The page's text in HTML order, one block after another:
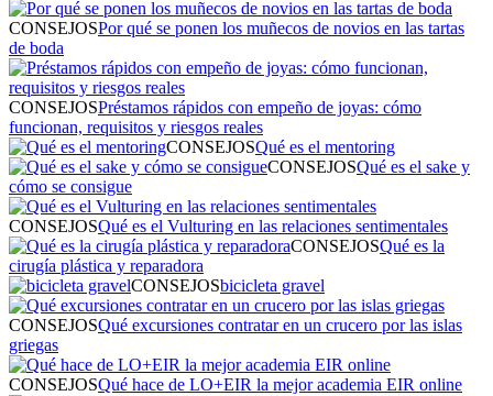
CONSEJOSPor qué se ponen los muñecos de novios en las tartas
de boda
CONSEJOSPréstamos rápidos con empeño de joyas: cómo
funcionan, requisitos y riesgos reales
CONSEJOSQué es el mentoring
CONSEJOSQué es el sake y
cómo se consigue
CONSEJOSQué es el Vulturing en las relaciones sentimentales
CONSEJOSQué es la
cirugía plástica y reparadora
CONSEJOSbicicleta gravel
CONSEJOSQué excursiones contratar en un crucero por las islas
griegas
CONSEJOSQué hace de LO+EIR la mejor academia EIR online